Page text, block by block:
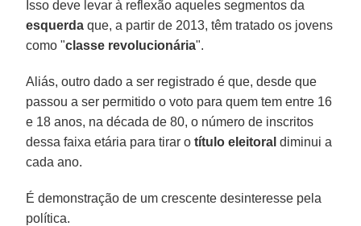
Isso deve levar à reflexão aqueles segmentos da
esquerda que, a partir de 2013, têm tratado os jovens
como "classe revolucionária".
Aliás, outro dado a ser registrado é que, desde que
passou a ser permitido o voto para quem tem entre 16
e 18 anos, na década de 80, o número de inscritos
dessa faixa etária para tirar otítulo eleitoral diminui a
cada ano.
É demonstração de um crescente desinteresse pela
política.